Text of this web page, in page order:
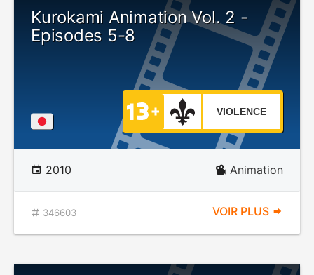
Kurokami Animation Vol. 2 -
Episodes 5-8
VIOLENCE
2010 Animation
346603 VOIR PLUS